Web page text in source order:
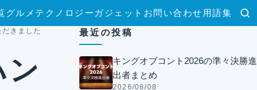
検索
グルメ テクノロジー ガジェット お問い合わせ 用語集
きました！ 最近の投稿
キングオブコント2026の準々決勝進
出者まとめ
2026/08/08